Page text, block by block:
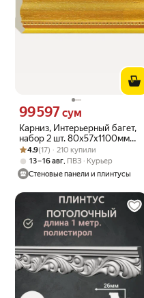
Карниз, Интерьерный багет,
набор 2 шт. 80х57х1100мм
Золотой Cosca A1080/GS2
Цена 99597 сум вместо
99 597сум
Рейтинг товара: 4.9 из 5
Оценок: (17) · 210 купили
4.9(17) · 210 купили
13 – 16 авг, ПВЗ
Курьер
Стеновые панели и плинтусы